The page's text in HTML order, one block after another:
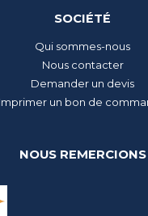
SOCIÉTÉ
Qui sommes-nous
Nous contacter
Demander un devis
Imprimer un bon de
NOUS REMERCIONS